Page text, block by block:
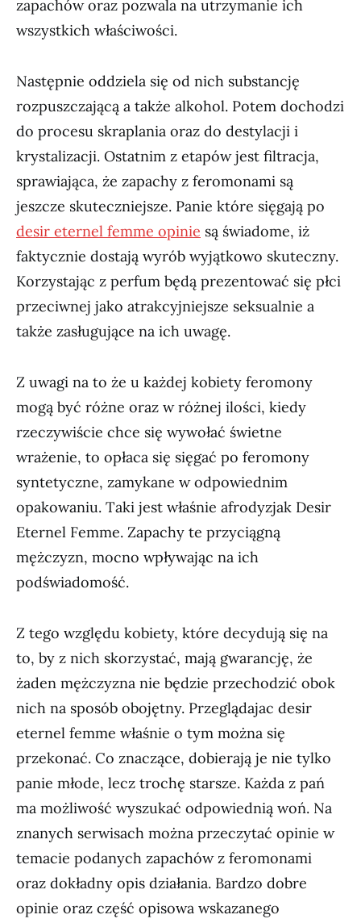
zapachów oraz pozwala na utrzymanie ich
wszystkich właściwości.
Następnie oddziela się od nich substancję
rozpuszczającą a także alkohol. Potem dochodzi
do procesu skraplania oraz do destylacji i
krystalizacji. Ostatnim z etapów jest filtracja,
sprawiająca, że zapachy z feromonami są
jeszcze skuteczniejsze. Panie które sięgają po
desir eternel femme opinie są świadome, iż
faktycznie dostają wyrób wyjątkowo skuteczny.
Korzystając z perfum będą prezentować się płci
przeciwnej jako atrakcyjniejsze seksualnie a
także zasługujące na ich uwagę.
Z uwagi na to że u każdej kobiety feromony
mogą być różne oraz w różnej ilości, kiedy
rzeczywiście chce się wywołać świetne
wrażenie, to opłaca się sięgać po feromony
syntetyczne, zamykane w odpowiednim
opakowaniu. Taki jest właśnie afrodyzjak Desir
Eternel Femme. Zapachy te przyciągną
mężczyzn, mocno wpływając na ich
podświadomość.
Z tego względu kobiety, które decydują się na
to, by z nich skorzystać, mają gwarancję, że
żaden mężczyzna nie będzie przechodzić obok
nich na sposób obojętny. Przeglądajac desir
eternel femme właśnie o tym można się
przekonać. Co znaczące, dobierają je nie tylko
panie młode, lecz trochę starsze. Każda z pań
ma możliwość wyszukać odpowiednią woń. Na
znanych serwisach można przeczytać opinie w
temacie podanych zapachów z feromonami
oraz dokładny opis działania. Bardzo dobre
opinie oraz część opisowa wskazanego